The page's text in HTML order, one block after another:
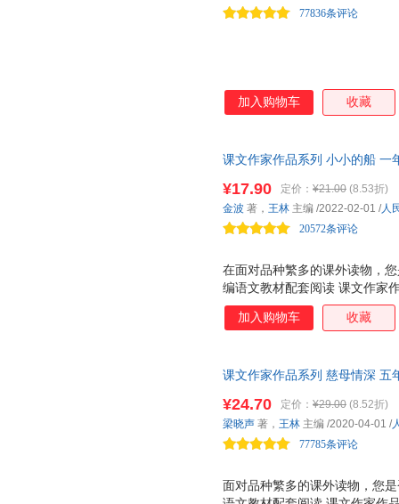
77836条评论
加入购物车 收藏
课文作家作品系列 小小的船 一
与课文相关的文章。 ☆众多为
在面对品种繁多的课外读物，
编语文教材配套阅读 课文作家
家，实践分级阅读，品读经典
列 是一套配合统编语文教材
按学生的阅读能力分级阅读。
有 作家和你面对面 栏目，介绍
学生的阅读与写作。 人教社经
家带你爱上阅
¥17.90 定价： ¥21.00 (8.53折)
20572条评论
金波 著， 王林 主编 /2022-02-01 /人
加入购物车 收藏
课文作家作品系列 慈母情深 五
课文相关的作品。 ☆彩图大字
你面对面，讲述作品背后的故
面对品种繁多的课外读物，您
¥24.70 定价： ¥29.00 (8.52折)
77785条评论
梁晓声 著， 王林 主编 /2020-04-01 /